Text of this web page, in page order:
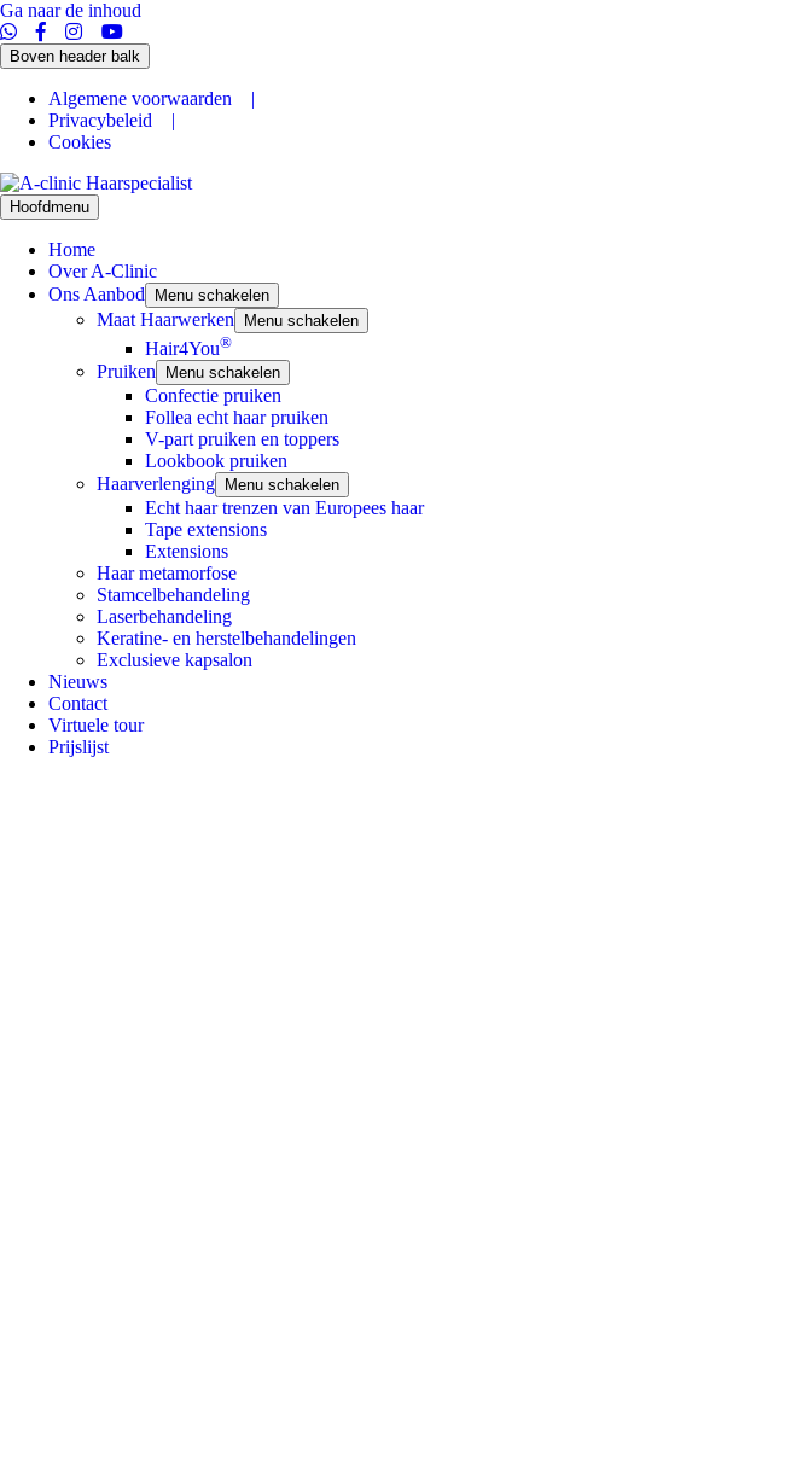
Ga naar de inhoud
Boven header balk
Algemene voorwaarden |
Privacybeleid |
Cookies
Hoofdmenu
Home
Over A-Clinic
Ons Aanbod
Menu schakelen
Maat Haarwerken Menu schakelen
Hair4You®
Pruiken Menu schakelen
Confectie pruiken
Follea echt haar pruiken
V-part pruiken en toppers
Lookbook pruiken
Haarverlenging
Menu schakelen
Echt haar trenzen van Europees haar
Tape extensions
Extensions
Haar metamorfose
Stamcelbehandeling
Laserbehandeling
Keratine- en herstelbehandelingen
Exclusieve kapsalon
Nieuws
Contact
Virtuele tour
Prijslijst